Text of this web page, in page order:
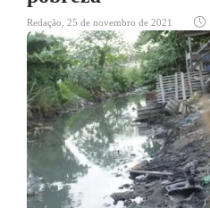
Redação 25 de novembro de 2021